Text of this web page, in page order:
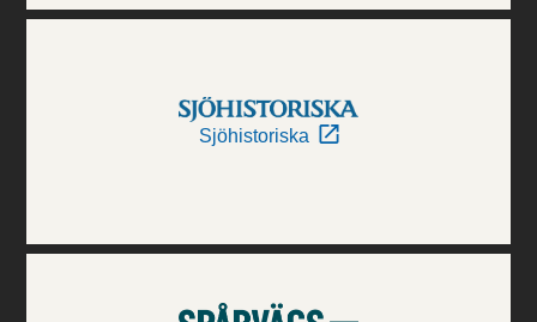
Sjöhistoriska